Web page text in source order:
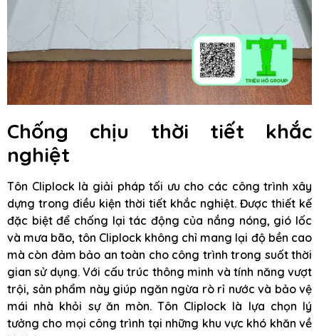
Chống chịu thời tiết khắc
nghiệt
Tôn Cliplock là giải pháp tối ưu cho các công trình xây
dựng trong điều kiện thời tiết khắc nghiệt. Được thiết kế
đặc biệt để chống lại tác động của nắng nóng, gió lốc
và mưa bão, tôn Cliplock không chỉ mang lại độ bền cao
mà còn đảm bảo an toàn cho công trình trong suốt thời
gian sử dụng. Với cấu trúc thông minh và tính năng vượt
trội, sản phẩm này giúp ngăn ngừa rò rỉ nước và bảo vệ
mái nhà khỏi sự ăn mòn. Tôn Cliplock là lựa chọn lý
tưởng cho mọi công trình tại những khu vực khó khăn về